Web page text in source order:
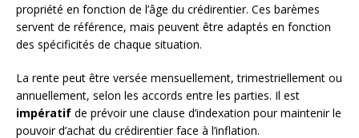
propriété en fonction de l’âge du crédirentier. Ces barèmes
servent de référence, mais peuvent être adaptés en fonction
des spécificités de chaque situation.
La rente peut être versée mensuellement, trimestriellement ou
annuellement, selon les accords entre les parties. Il est
impératif de prévoir une clause d’indexation pour maintenir le
pouvoir d’achat du crédirentier face à l’inflation.